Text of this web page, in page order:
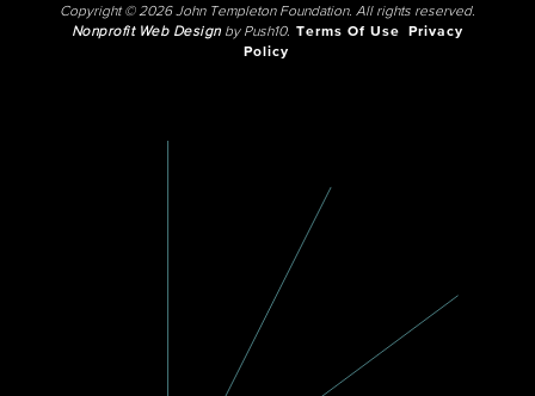
Copyright © 2026 John Templeton Foundation. All rights reserved.
Nonprofit Web Designby Push10. Terms Of Use
Privacy
Policy